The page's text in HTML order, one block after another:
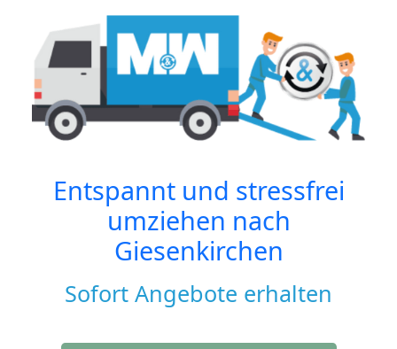
Entspannt und stressfrei
umziehen nach
Giesenkirchen
Sofort Angebote erhalten